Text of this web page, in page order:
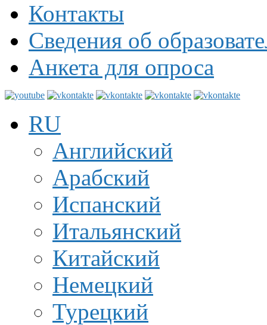
Контакты
Сведения об
Анкета для опроса
RU
Английский
Арабский
Испанский
Итальянский
Китайский
Немецкий
Турецкий